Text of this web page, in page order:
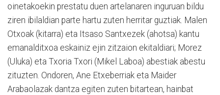
oinetakoekin prestatu duen artelanaren inguruan bildu
ziren ibilaldian parte hartu zuten herritar guztiak. Malen
Otxoak (kitarra) eta Itsaso Santxezek (ahotsa) kantu
emanalditxoa eskainiz ejin zitzaion ekitaldiari; Morez
(Uluka) eta Txoria Txori (Mikel Laboa) abestiak abestu
zituzten. Ondoren, Ane Etxeberriak eta Maider
Arabaolazak dantza egiten zuten bitartean, hainbat